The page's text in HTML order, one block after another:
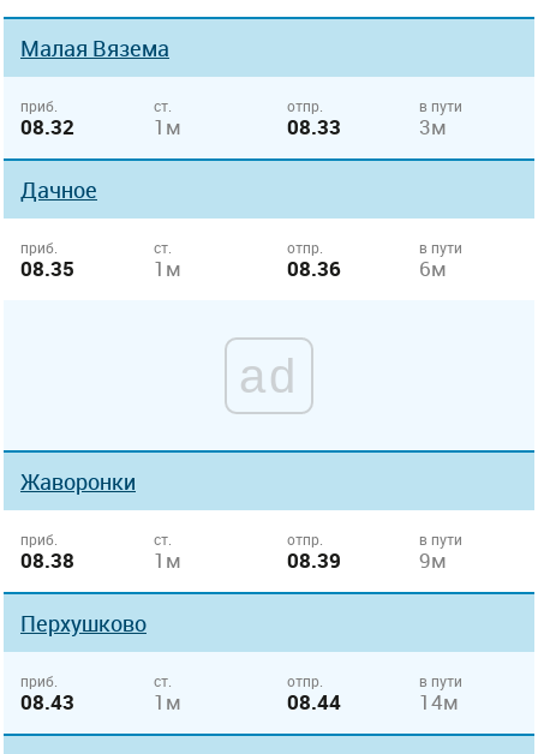
Малая Вязема
приб.
08.32
ст.
1м
отпр.
08.33
в пути
3м
Дачное
приб.
08.35
ст.
1м
отпр.
08.36
в пути
6м
ad
Жаворонки
приб.
08.38
ст.
1м
отпр.
08.39
в пути
9м
Перхушково
приб.
08.43
ст.
1м
отпр.
08.44
в пути
14м